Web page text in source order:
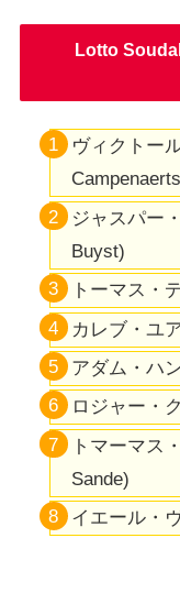
Lotto
ヴィクトー
ジャスパー
Buyst)
トーマス・
カレブ・ユ
アダム・ハ
ロジャー・
トマーマス
Sande)
イエール・